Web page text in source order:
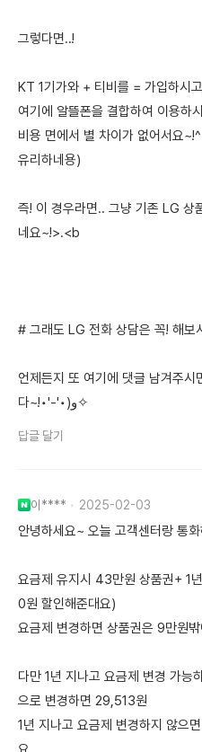
그렇다면..!
KT 1기가와 + 티비를 = 가입하시
여기에 알뜰폰을 결합하여 이용하
비용 면에서 별 차이가 없어서요
유리하네용)
즉! 이 경우라면.. 그냥 기존 LG 상
네요~!>.<b
# 그래도 LG 전화 상담은 꼭! 해보
언제든지 또 여기에 댓글 남겨주시
다~!•'-'•)و✧
답글 달기
이**** 2025-02-03
안녕하세요~ 오늘 고객센터랑 통
요금제 유지시 43만원 상품권+
0원 할인해준대요)
요금제 변경하면 상품권은 9만원
다만 1년 지나고 요금제 변경 가
으로 변경하면 29,513원
1년 지나고 요금제 변경하지 않으